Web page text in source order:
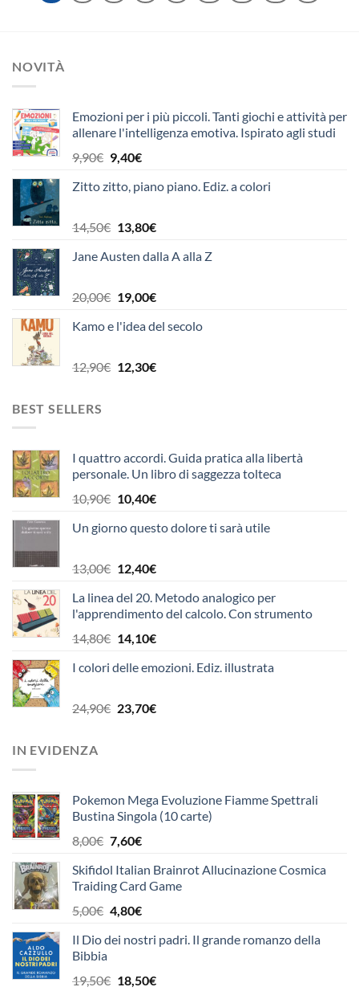
NOVITÀ
Emozioni per i più piccoli. Tanti giochi e attività per
allenare l'intelligenza emotiva. Ispirato agli studi
9,90€ Il
originale
9,90€.
9,40€Il
attuale
9,40€.
Zitto zitto, piano piano. Ediz. a colori
14,50€ Il
originale
14,50€.
13,80€Il
attuale
13,80€.
Jane Austen dalla A alla Z
20,00€ Il
originale
20,00€.
19,00€Il
attuale
19,00€.
Kamo e l'idea del secolo
12,90€ Il
12,30€Il
BEST SELLERS
I quattro accordi. Guida pratica alla libertà
personale. Un libro di saggezza tolteca
10,90€ Il
originale
10,90€.
10,40€Il
attuale
10,40€.
Un giorno questo dolore ti sarà utile
13,00€ Il
originale
era:
13,00€.
12,40€Il
attuale
è:
12,40€.
La linea del 20. Metodo analogico per
l'apprendimento del calcolo. Con strumento
14,80€ Il
originale
14,80€.
14,10€Il
attuale
14,10€.
I colori delle emozioni. Ediz. illustrata
24,90€ Il
23,70€Il
IN EVIDENZA
Pokemon Mega Evoluzione Fiamme Spettrali
Bustina Singola (10 carte)
8,00€ Il
originale
era:
8,00€.
7,60€Il
attuale
è:
7,60€.
Skifidol Italian Brainrot Allucinazione Cosmica
Traiding Card Game
5,00€ Il
originale
5,00€.
4,80€Il
attuale
4,80€.
Il Dio dei nostri padri. Il grande romanzo della
Bibbia
19,50€ Il
18,50€Il